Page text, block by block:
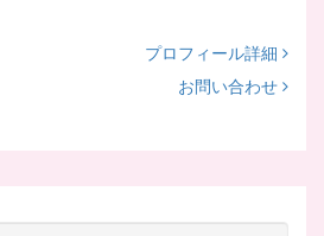
プロフィール詳細
お問い合わせ